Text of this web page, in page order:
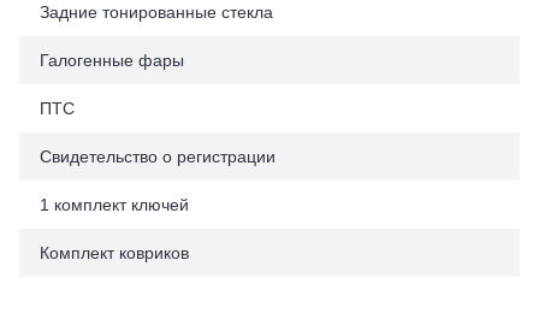
Задние тонированные стекла
Галогенные фары
ПТС
Свидетельство о регистрации
1 комплект ключей
Комплект ковриков